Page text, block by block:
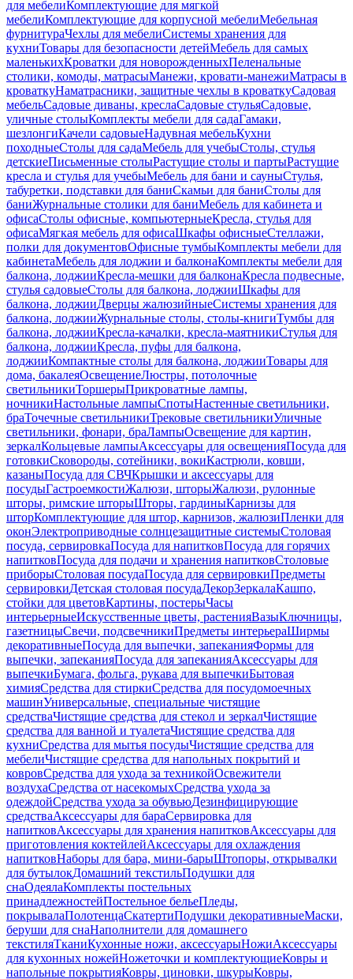
для мебелиКомплектующие для мягкой
мебелиКомплектующие для корпусной мебелиМебельная
фурнитураЧехлы для мебелиСистемы хранения для
кухниТовары для безопасности детейМебель для самых
маленькихКроватки для новорожденныхПеленальные
столики, комоды, матрасыМанежи, кровати-манежиМатрасы в
кроваткуНаматрасники, защитные чехлы в кроваткуСадовая
мебельСадовые диваны, креслаСадовые стульяСадовые,
уличные столыКомплекты мебели для садаГамаки,
шезлонгиКачели садовыеНадувная мебельКухни
походныеСтолы для садаМебель для учебыСтолы, стулья
детскиеПисьменные столыРастущие столы и партыРастущие
кресла и стулья для учебыМебель для бани и сауныСтулья,
табуретки, подставки для баниСкамьи для баниСтолы для
баниЖурнальные столики для баниМебель для кабинета и
офисаСтолы офисные, компьютерныеКресла, стулья для
офисаМягкая мебель для офисаШкафы офисныеСтеллажи,
полки для документовОфисные тумбыКомплекты мебели для
кабинетаМебель для лоджии и балконаКомплекты мебели для
балкона, лоджииКресла-мешки для балконаКресла подвесные,
стулья садовыеСтолы для балкона, лоджииШкафы для
балкона, лоджииДверцы жалюзийныеСистемы хранения для
балкона, лоджииЖурнальные столы, столы-книгиТумбы для
балкона, лоджииКресла-качалки, кресла-маятникиСтулья для
балкона, лоджииКресла, пуфы для балкона,
лоджииКомпактные столы для балкона, лоджииТовары для
дома, бакалеяОсвещениеЛюстры, потолочные
светильникиТоршерыПрикроватные лампы,
ночникиНастольные лампыСпотыНастенные светильники,
браТочечные светильникиТрековые светильникиУличные
светильники, фонари, браЛампыОсвещение для картин,
зеркалКольцевые лампыАксессуары для освещенияПосуда для
готовкиСковороды, сотейники, вокиКастрюли, ковши,
казаныПосуда для СВЧКрышки и аксессуары для
посудыГастроемкостиЖалюзи, шторыЖалюзи, рулонные
шторы, римские шторыШторы, гардиныКарнизы для
шторКомплектующие для штор, карнизов, жалюзиПленки для
оконЭлектроприводные солнцезащитные системыСтоловая
посуда, сервировкаПосуда для напитковПосуда для горячих
напитковПосуда для подачи и хранения напитковСтоловые
приборыСтоловая посудаПосуда для сервировкиПредметы
сервировкиДетская столовая посудаДекорЗеркалаКашпо,
стойки для цветовКартины, постерыЧасы
интерьерныеИскусственные цветы, растенияВазыКлючницы,
газетницыСвечи, подсвечникиПредметы интерьераШирмы
декоративныеПосуда для выпечки, запеканияФормы для
выпечки, запеканияПосуда для запеканияАксессуары для
выпечкиБумага, фольга, рукава для выпечкиБытовая
химияСредства для стиркиСредства для посудомоечных
машинУниверсальные, специальные чистящие
средстваЧистящие средства для стекол и зеркалЧистящие
средства для ванной и туалетаЧистящие средства для
кухниСредства для мытья посудыЧистящие средства для
мебелиЧистящие средства для напольных покрытий и
ковровСредства для ухода за техникойОсвежители
воздухаСредства от насекомыхСредства ухода за
одеждойСредства ухода за обувьюДезинфицирующие
средстваАксессуары для бараСервировка для
напитковАксессуары для хранения напитковАксессуары для
приготовления коктейлейАксессуары для охлаждения
напитковНаборы для бара, мини-барыШтопоры, открывалки
для бутылокДомашний текстильПодушки для
снаОдеялаКомплекты постельных
принадлежностейПостельное бельеПледы,
покрывалаПолотенцаСкатертиПодушки декоративныеМаски,
беруши для снаНаполнители для домашнего
текстиляТканиКухонные ножи, аксессуарыНожиАксессуары
для кухонных ножейНожеточки и комплектующиеКовры и
напольные покрытияКовры, циновки, шкурыКовры,